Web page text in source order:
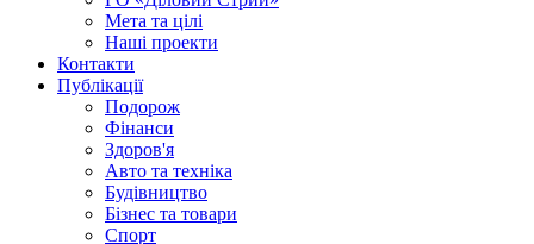
Мета та цілі
Наші проекти
Контакти
Публікації
Подорож
Фінанси
Здоров'я
Авто та техніка
Будівництво
Бізнес та товари
Спорт